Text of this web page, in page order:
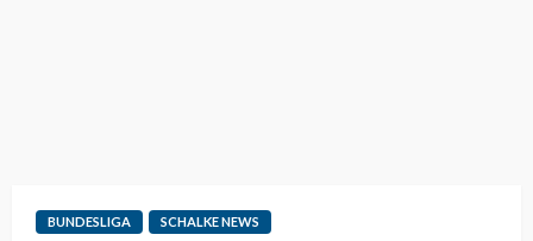
BUNDESLIGA SCHALKE NEWS